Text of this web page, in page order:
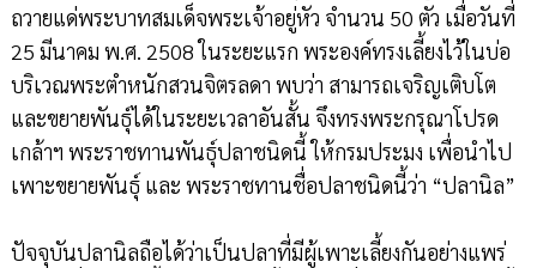
ถวายแด่พระบาทสมเด็จพระเจ้าอยู่หัว จำนวน 50 ตัว เมื่อวันที่
25 มีนาคม พ.ศ. 2508 ในระยะแรก พระองค์ทรงเลี้ยงไว้ในบ่อ
บริเวณพระตำหนักสวนจิตรลดา พบว่า สามารถเจริญเติบโต
และขยายพันธุ์ได้ในระยะเวลาอันสั้น จึงทรงพระกรุณาโปรด
เกล้าฯ พระราชทานพันธุ์ปลาชนิดนี้ ให้กรมประมง เพื่อนำไป
เพาะขยายพันธุ์ และ พระราชทานชื่อปลาชนิดนี้ว่า “ปลานิล”
ปัจจุบันปลานิลถือได้ว่าเป็นปลาที่มีผู้เพาะเลี้ยงกันอย่างแพร่